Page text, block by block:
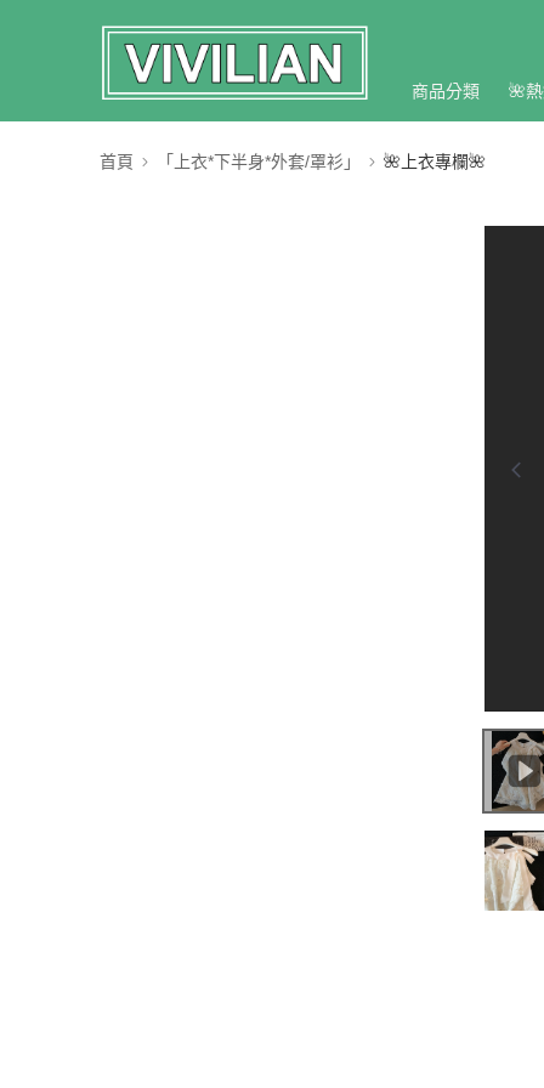
商品分類 🌺
首頁 「上衣*下半身*外套/罩衫」 🌺上衣專欄🌺